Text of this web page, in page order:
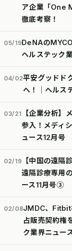
ア企業「One
徹底考察！
05/19DeNAの
ヘルステック
04/02平安グッドド
へ！｜ヘルス
03/21
【企業分析】
参入！メディ
ュース12月号
02/19
【中国の遠隔
遠隔診療専用
ース11月号③
02/08JMDC、
占販売契約権
ク業界ニュー